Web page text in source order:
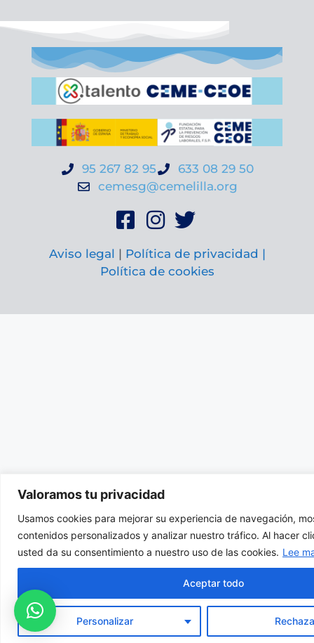
Valoramos tu privacidad
Usamos cookies para mejorar su experiencia de navegación,
contenidos personalizados y analizar nuestro tráfico. Al hacer
usted da su consentimiento a nuestro uso de las cookies. Lee
Personalizar
Aceptar todo
95 267 82 95
633 08 29 50
cemesg@cemelilla.org
Aviso legal | Política de privacidad |
Política de cookies